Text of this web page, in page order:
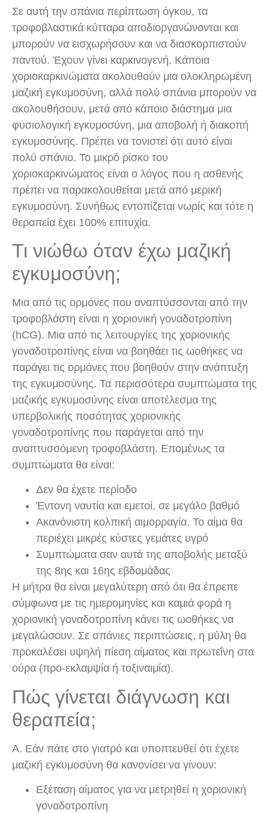
Σε αυτή την σπάνια περίπτωση όγκου, τα
τροφοβλαστικά κύτταρα αποδιοργανώνονται και
μπορούν να εισχωρήσουν και να διασκορπιστούν
παντού. Έχουν γίνει καρκινογενή. Κάποια
χοριοκαρκινώματα ακολουθούν μια ολοκληρωμένη
μαζική εγκυμοσύνη, αλλά πολύ σπάνια μπορούν να
ακολουθήσουν, μετά από κάποιο διάστημα μια
φυσιολογική εγκυμοσύνη, μια αποβολή ή διακοπή
εγκυμοσύνης. Πρέπει να τονιστεί ότι αυτό είναι
πολύ σπάνιο. Το μικρό ρίσκο του
χοριοκαρκινώματος είναι ο λόγος που η ασθενής
πρέπει να παρακολουθείται μετά από μερική
εγκυμοσύνη. Συνήθως εντοπίζεται νωρίς και τότε η
θεραπεία έχει 100% επιτυχία.
Τι νιώθω όταν έχω μαζική
εγκυμοσύνη;
Μια από τις ορμόνες που αναπτύσσονται από την
τροφοβλάστη είναι η χοριονική γοναδοτροπίνη
(hCG). Μια από τις λειτουργίες της χοριονικής
γοναδοτροπίνης είναι να βοηθάει τις ωοθήκες να
παράγει τις ορμόνες που βοηθούν στην ανάπτυξη
της εγκυμοσύνης. Τα περισσότερα συμπτώματα της
μαζικής εγκυμοσύνης είναι αποτέλεσμα της
υπερβολικής ποσότητας χοριονικής
γοναδοτροπίνης που παράγεται από την
αναπτυσσόμενη τροφοβλάστη. Επομένως τα
συμπτώματα θα είναι:
Δεν θα έχετε περίοδο
Έντονη ναυτία και εμετοί, σε μεγάλο βαθμό
Ακανόνιστη κολπική αιμορραγία. Το αίμα θα
περιέχει μικρές κύστες γεμάτες υγρό
Συμπτώματα σαν αυτά της αποβολής μεταξύ
της 8ης και 16ης εβδομάδας
Η μήτρα θα είναι μεγαλύτερη από ότι θα έπρεπε
σύμφωνα με τις ημερομηνίες και καμιά φορά η
χοριονική γοναδοτροπίνη κάνει τις ωοθήκες να
μεγαλώσουν. Σε σπάνιες περιπτώσεις, η μύλη θα
προκαλέσει υψηλή πίεση αίματος και πρωτεΐνη στα
ούρα (προ-εκλαμψία ή τοξιναιμία).
Πώς γίνεται διάγνωση και
θεραπεία;
A. Εάν πάτε στο γιατρό και υποπτευθεί ότι έχετε
μαζική εγκυμοσύνη θα κανονίσει να γίνουν:
Εξέταση αίματος για να μετρηθεί η χοριονική
γοναδοτροπίνη